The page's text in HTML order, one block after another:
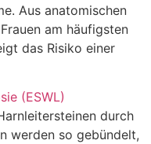
Aus anatomischen
am häufigsten
das Risiko einer
(ESWL)
durch
werden so gebündelt,